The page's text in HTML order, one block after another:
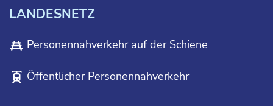
LANDESNETZ
Personennahverkehr auf der Schiene
Öffentlicher Personennahverkehr